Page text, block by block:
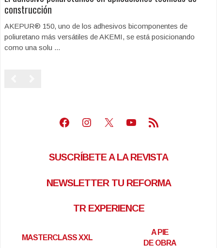
construcción
AKEPUR® 150, uno de los adhesivos bicomponentes de
poliuretano más versátiles de AKEMI, se está posicionando
como una solu ...
Facebook
Instagram
X Youtube
Feed RSS
SUSCRÍBETE A LA REVISTA
NEWSLETTER TU REFORMA
TR EXPERIENCE
MASTERCLASS XXL
A PIE
DE OBRA